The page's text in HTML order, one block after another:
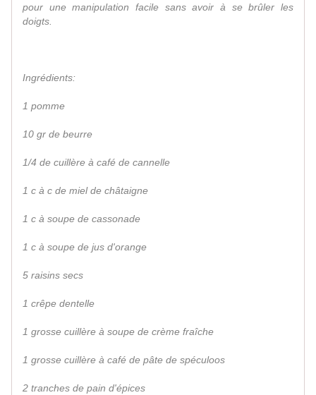
pour une manipulation facile sans avoir à se brûler les
doigts.
Ingrédients:
1 pomme
10 gr de beurre
1/4 de cuillère à café de cannelle
1 c à c de miel de châtaigne
1 c à soupe de cassonade
1 c à soupe de jus d'orange
5 raisins secs
1 crêpe dentelle
1 grosse cuillère à soupe de crème fraîche
1 grosse cuillère à café de pâte de spéculoos
2 tranches de pain d'épices